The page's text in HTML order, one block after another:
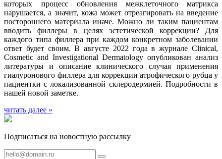
которых процесс обновления межклеточного матрикса
нарушается, а значит, кожа может отреагировать на введение
постороннего материала иначе. Можно ли таким пациентам
вводить филлеры в целях эстетической коррекции? Для
каждого типа филлера при каждом конкретном заболевании
ответ будет своим. В августе 2022 года в журнале Clinical,
Cosmetic and Investigational Dermatology опубликован анализ
литературы и описание клинического случая применения
гиалуронового филлера для коррекции атрофического рубца у
пациентки с локализованной склеродермией. Подробности в
нашей новой заметке.
читать далее »
Подписаться на новостную рассылку